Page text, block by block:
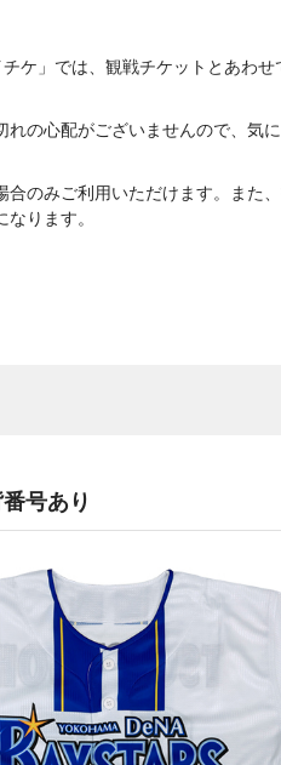
ケ」では、観戦チケットとあわ
の心配がございませんので、気
のみご利用いただけます。また
ります。
号あり